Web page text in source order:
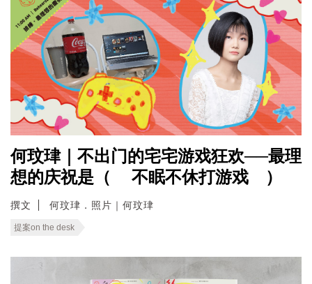
何玟珒｜不出门的宅宅游戏狂欢──最理
想的庆祝是（ 不眠不休打游戏 ）
撰文 何玟珒．照片｜何玟珒
提案on the desk